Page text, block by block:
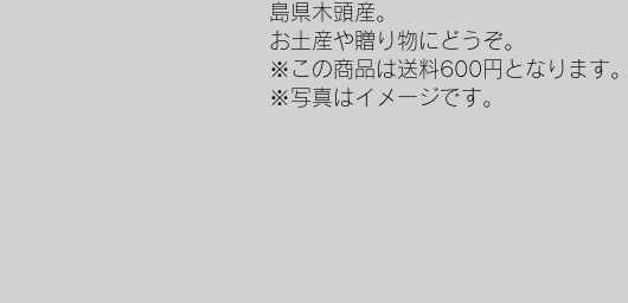
島県木頭産。
お土産や贈り物にどうぞ。
※この商品は送料600円となります。
※写真はイメージです。